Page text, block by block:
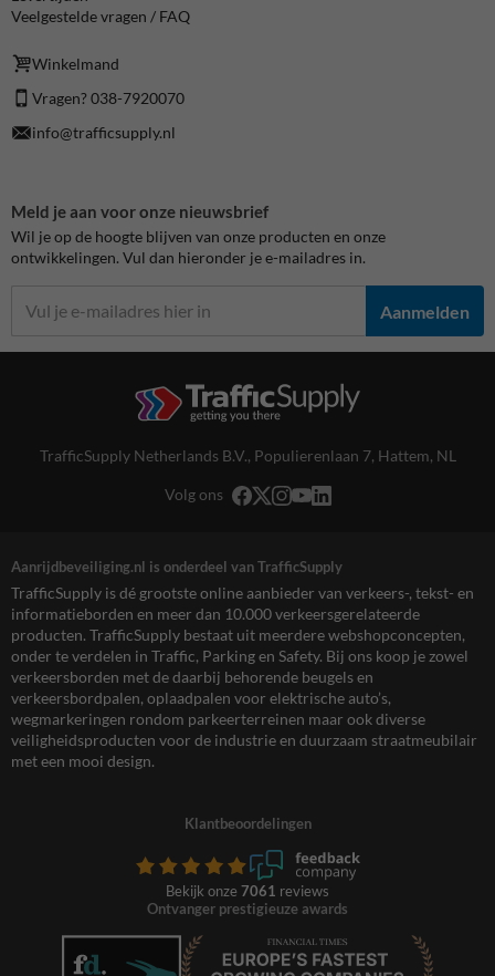
Veelgestelde vragen / FAQ
Winkelmand
Vragen? 038-7920070
info@trafficsupply.nl
Meld je aan voor onze nieuwsbrief
Wil je op de hoogte blijven van onze producten en onze
ontwikkelingen. Vul dan hieronder je e-mailadres in.
Aanmelden
TrafficSupply Netherlands B.V., Populierenlaan 7, Hattem, NL
Volg ons
Aanrijdbeveiliging.nl is onderdeel van TrafficSupply
TrafficSupply is dé grootste online aanbieder van verkeers-, tekst- en
informatieborden en meer dan 10.000 verkeersgerelateerde
producten. TrafficSupply bestaat uit meerdere webshopconcepten,
onder te verdelen in Traffic, Parking en Safety. Bij ons koop je zowel
verkeersborden met de daarbij behorende beugels en
verkeersbordpalen, oplaadpalen voor elektrische auto’s,
wegmarkeringen rondom parkeerterreinen maar ook diverse
veiligheidsproducten voor de industrie en duurzaam straatmeubilair
met een mooi design.
Klantbeoordelingen
Bekijk onze 7061 reviews
Ontvanger prestigieuze awards